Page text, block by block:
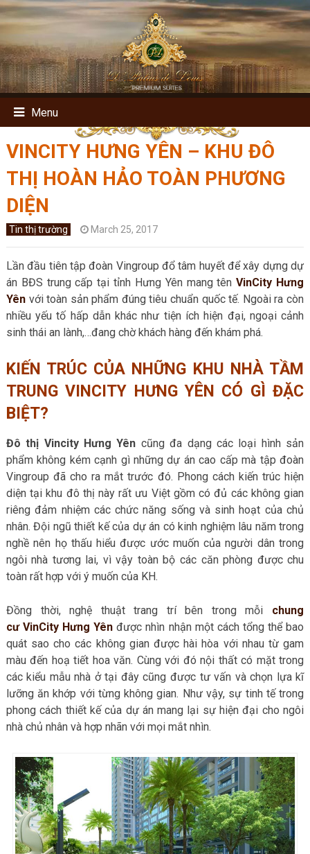
Menu
VINCITY HƯNG YÊN – KHU ĐÔ
THỊ HOÀN HẢO TOÀN PHƯƠNG
DIỆN
Tin thị trường March 25, 2017
Lần đầu tiên tập đoàn Vingroup đổ tâm huyết để xây dựng dự
án BĐS trung cấp tại tỉnh Hưng Yên mang tênVinCity Hưng
Yênvới toàn sản phẩm đúng tiêu chuẩn quốc tế. Ngoài ra còn
nhiều yếu tố hấp dẫn khác như tiện ích hiện đại, ngoại cảnh
sinh thái an lành,…đang chờ khách hàng đến khám phá.
KIẾN TRÚC CỦA NHỮNG KHU NHÀ TẦM
TRUNG VINCITY HƯNG YÊN CÓ GÌ ĐẶC
BIỆT?
Đô thị Vincity Hưng Yên cũng đa dạng các loại hình sản
phẩm không kém cạnh gì những dự án cao cấp mà tập đoàn
Vingroup đã cho ra mắt trước đó. Phong cách kiến trúc hiện
diện tại khu đô thị này rất ưu Việt gồm có đủ các không gian
riêng đảm nhiệm các chức năng sống và sinh hoạt của chủ
nhân. Đội ngũ thiết kế của dự án có kinh nghiệm lâu năm trong
nghề nên họ thấu hiểu được ước muốn của người dân trong
ngôi nhà tương lai, vì vậy toàn bộ các căn phòng được chu
toàn rất hợp với ý muốn của KH.
Đồng thời, nghệ thuật trang trí bên trong mỗi chung
cư VinCity Hưng Yên được nhìn nhận một cách tổng thể bao
quát sao cho các không gian được hài hòa với nhau từ gam
màu đến hoạ tiết hoa văn. Cùng với đó nội thất có mặt trong
các kiểu mẫu nhà ở tại đây cũng được tư vấn và chọn lựa kĩ
lưỡng ăn khớp với từng không gian. Như vậy, sự tinh tế trong
phong cách thiết kế của dự án mang lại sự hiện đại cho ngôi
nhà chủ nhân và hợp nhãn với mọi mắt nhìn.